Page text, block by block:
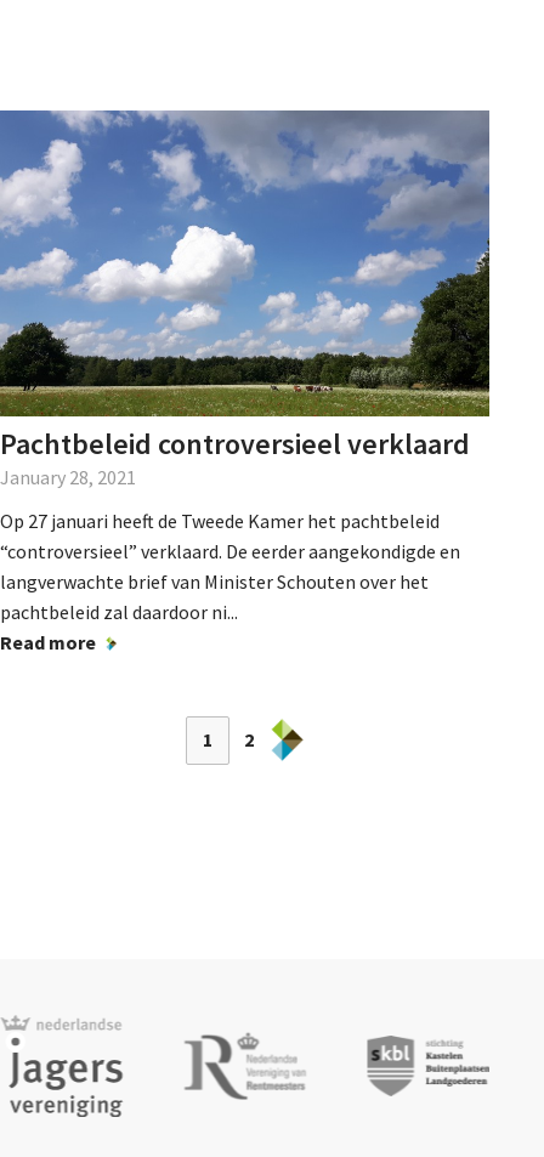
Pachtbeleid controversieel verklaard
January 28, 2021
Op 27 januari heeft de Tweede Kamer het pachtbeleid
“controversieel” verklaard. De eerder aangekondigde en
langverwachte brief van Minister Schouten over het
pachtbeleid zal daardoor ni...
Read more
1 2